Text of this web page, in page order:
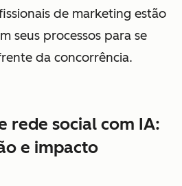
de marketing estão
seus processos para se
da concorrência.
rede social com IA:
e impacto